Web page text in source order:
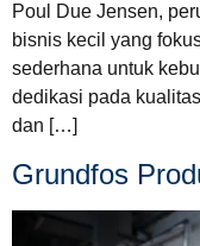
Poul Due Jensen,
bisnis kecil yang
sederhana untuk
dedikasi pada
dan […]
Grundfos